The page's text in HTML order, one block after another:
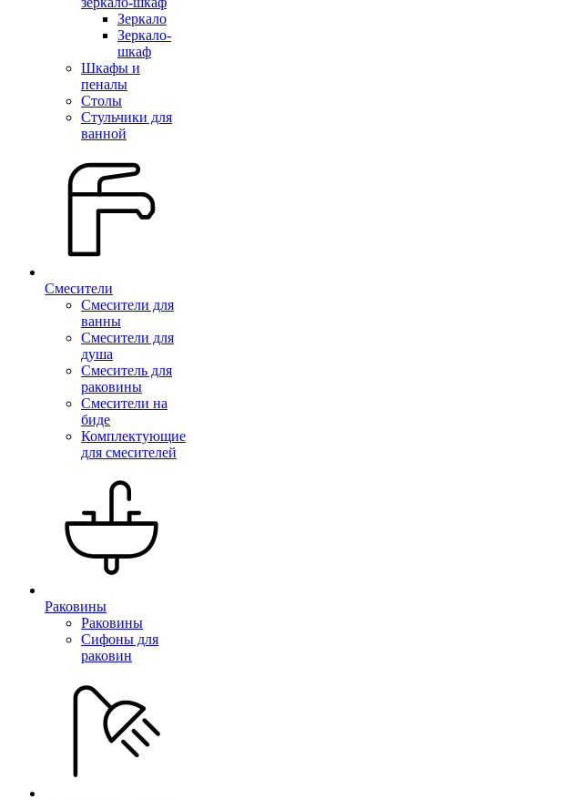
Зеркало
Зеркало-
шкаф
Шкафы и
пеналы
Столы
Стульчики для
ванной
Смесители
Смесители для
ванны
Смесители для
душа
Смеситель для
раковины
Смесители на
биде
Комплектующие
для смесителей
Раковины
Раковины
Сифоны для
раковин